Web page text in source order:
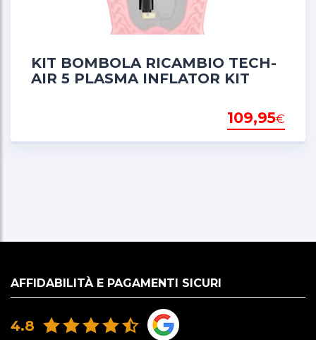
KIT BOMBOLA RICAMBIO TECH-
AIR 5 PLASMA INFLATOR KIT
109,95€
AFFIDABILITÀ E PAGAMENTI SICURI
4.8